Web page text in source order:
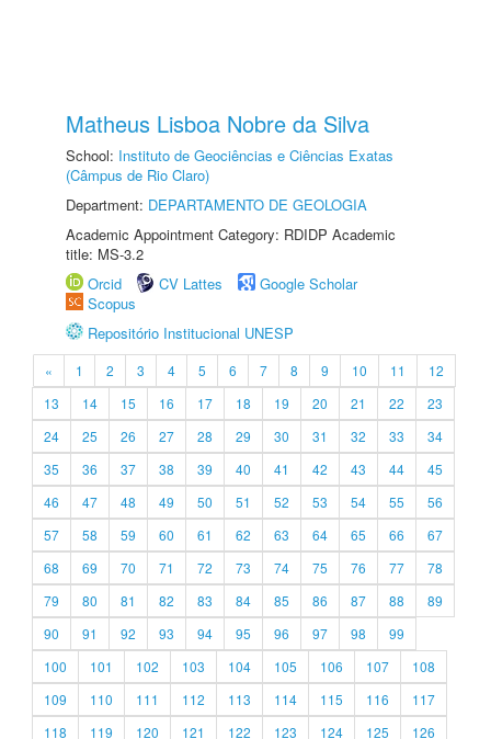
Matheus Lisboa Nobre da Silva
School: Instituto de Geociências e Ciências Exatas
(Câmpus de Rio Claro)
Department: DEPARTAMENTO DE GEOLOGIA
Academic Appointment Category: RDIDP Academic
title: MS-3.2
Orcid
CV Lattes
Google Scholar
Scopus
Repositório Institucional UNESP
« 1 2 3 4 5 6 7 8 9 10 11
12
13
14 15 16 17 18 19 20 21 22
23
24
25 26 27 28 29 30 31 32 33
34
35
36 37 38 39 40 41 42 43 44
45
46
47 48 49 50 51 52 53 54 55
56
57
58 59 60 61 62 63 64 65 66
67
68
69 70 71 72 73 74 75 76 77
78
79
80 81 82 83 84 85 86 87 88
89
90
91 92 93 94 95 96 97 98
99
100
101 102 103 104 105 106 107
108
109
110 111 112 113 114 115 116
117
118
119 120 121 122 123 124 125
126